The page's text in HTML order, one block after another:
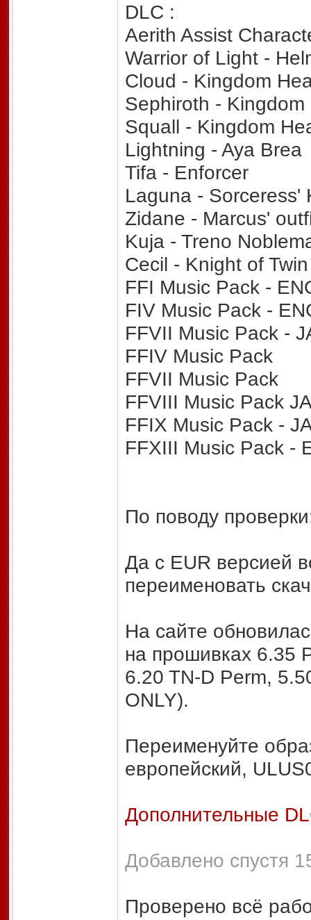
DLC :
Aerith Assist
Warrior of Light -
Cloud - Kingdom
Sephiroth - Kingdom
Squall - Kingdom
Lightning - Aya Brea
Tifa - Enforcer
Laguna - Sorceress'
Zidane - Marcus'
Kuja - Treno
Cecil - Knight of
FFI Music Pack -
FIV Music Pack -
FFVII Music Pack -
FFIV Music Pack
FFVII Music Pack
FFVIII Music Pack
FFIX Music Pack -
FFXIII Music Pack -
По поводу
Да с EUR версией
переименовать
На сайте
на прошивках 6.35
6.20 TN-D Perm,
ONLY).
Переименуйте
европейский,
Дополнительные
Добавлено спустя
Проверено всё